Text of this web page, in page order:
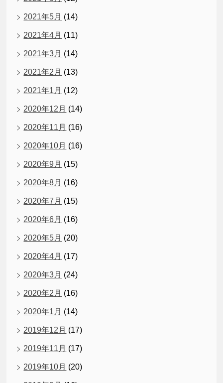
2021年5月 (14)
2021年4月 (11)
2021年3月 (14)
2021年2月 (13)
2021年1月 (12)
2020年12月 (14)
2020年11月 (16)
2020年10月 (16)
2020年9月 (15)
2020年8月 (16)
2020年7月 (15)
2020年6月 (16)
2020年5月 (20)
2020年4月 (17)
2020年3月 (24)
2020年2月 (16)
2020年1月 (14)
2019年12月 (17)
2019年11月 (17)
2019年10月 (20)